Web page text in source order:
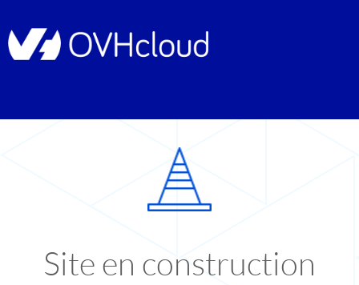
Site en construction